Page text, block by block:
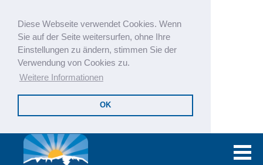
Diese Webseite verwendet Cookies. Wenn
Sie auf der Seite weitersurfen, ohne Ihre
Einstellungen zu ändern, stimmen Sie der
Verwendung von Cookies zu.
Weitere Informationen
OK